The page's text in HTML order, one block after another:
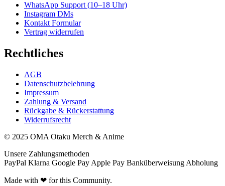
WhatsApp Support (10–18 Uhr)
Instagram DMs
Kontakt Formular
Vertrag widerrufen
Rechtliches
AGB
Datenschutzbelehrung
Impressum
Zahlung & Versand
Rückgabe & Rückerstattung
Widerrufsrecht
© 2025 OMA Otaku Merch & Anime
Unsere Zahlungsmethoden
PayPal Klarna Google Pay Apple Pay Banküberweisung Abholung
Made with ❤ for this Community.